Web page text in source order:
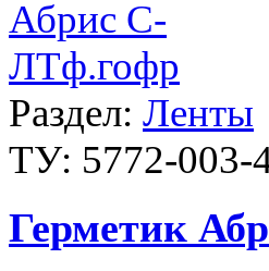
Раздел: Ленты
ТУ: 5772-003-
Герметик